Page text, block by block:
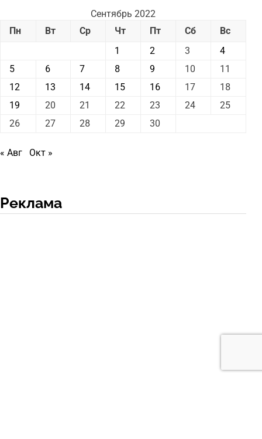
Сентябрь 2022
Пн
Вт Ср Чт Пт Сб
Вс
1
2 3
4
5
6 7 8 9 10
11
12
13 14 15 16 17
18
19
20 21 22 23 24
25
26
27 28 29 30
« Авг Окт »
Реклама